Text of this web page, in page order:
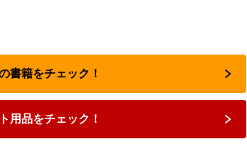
書籍をチェック！
用品をチェック！